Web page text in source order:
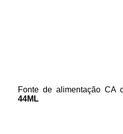
Fonte de alimentação CA
44ML